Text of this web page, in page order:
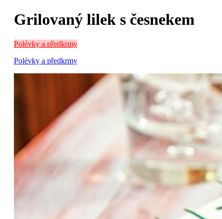
Grilovaný lilek s česnekem
Polévky a předkrmy
Polévky a předkrmy